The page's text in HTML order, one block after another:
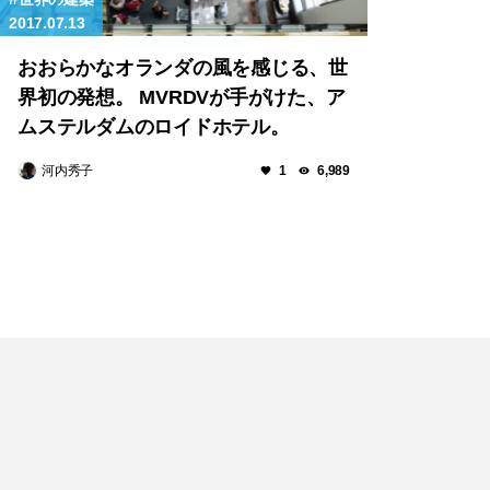
2017.07.13
おおらかなオランダの風を感じる、世
界初の発想。 MVRDVが手がけた、ア
ムステルダムのロイドホテル。
河内秀子 1 6,989